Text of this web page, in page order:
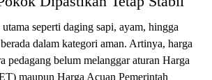
seperti daging sapi, ayam, hingga
dalam kategori aman. Artinya, harga
pedagang belum melanggar aturan Harga
maupun Harga Acuan Pemerintah